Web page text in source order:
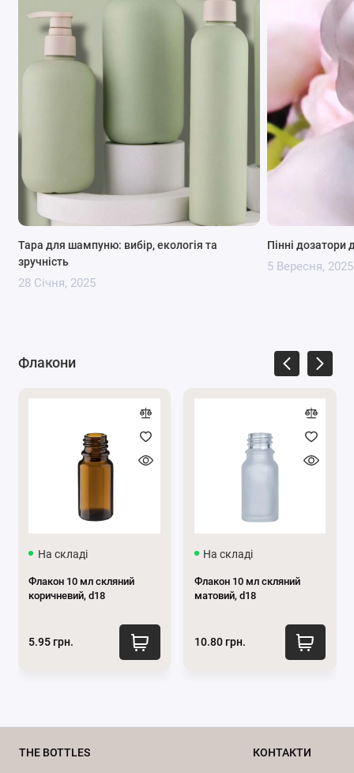
Легкість:
Флакони мають малу масу і їх значно
Міцність:
Вартість:
Такі флакони значно дешевші за
Безпека:
Пластикові флакони не б'ються і їх
турбуватись;
Разноманітність форм і дизайнів:
герметичність продукту.
Тара для шампуню: вибір, екологія та
зручність
28 Січня, 2025
Пінні дозатори
5 Вересня, 2025
Флакони
На складі
Флакон 10 мл скляний
коричневий, d18
5.95 грн.
На складі
Флакон 10 мл скляний
матовий, d18
10.80 грн.
THE BOTTLES КОНТАКТИ